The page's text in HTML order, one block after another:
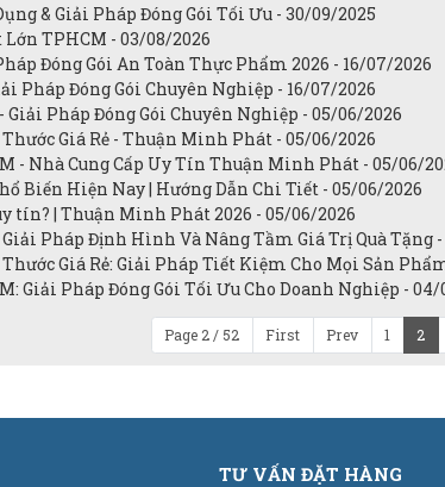
& Giải Pháp Đóng Gói Tối Ưu - 30/09/2025
TPHCM - 03/08/2026
Đóng Gói An Toàn Thực Phẩm 2026 - 16/07/2026
Pháp Đóng Gói Chuyên Nghiệp - 16/07/2026
- Giải Pháp Đóng Gói Chuyên Nghiệp - 05/06/2026
Giá Rẻ - Thuận Minh Phát - 05/06/2026
- Nhà Cung Cấp Uy Tín Thuận Minh Phát - 05/06/
Biến Hiện Nay | Hướng Dẫn Chi Tiết - 05/06/2026
tín? | Thuận Minh Phát 2026 - 05/06/2026
Giải Pháp Định Hình Và Nâng Tầm Giá Trị Quà Tặng
Giá Rẻ: Giải Pháp Tiết Kiệm Cho Mọi Sản
Giải Pháp Đóng Gói Tối Ưu Cho Doanh Nghiệp - 04/
Page 2 / 52 First Prev 1 2
TƯ VẤN ĐẶT HÀNG